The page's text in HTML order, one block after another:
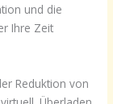
und die
Ihre Zeit
Reduktion von